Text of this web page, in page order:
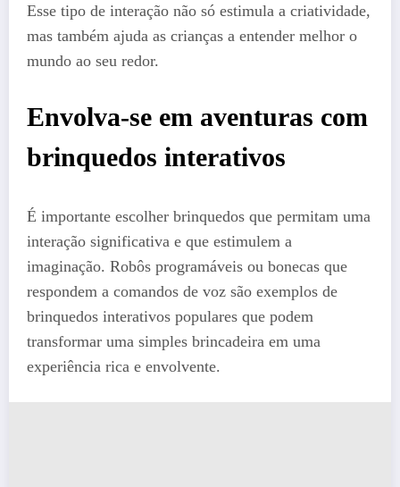
Esse tipo de interação não só estimula a criatividade,
mas também ajuda as crianças a entender melhor o
mundo ao seu redor.
Envolva-se em aventuras com
brinquedos interativos
É importante escolher brinquedos que permitam uma
interação significativa e que estimulem a
imaginação. Robôs programáveis ou bonecas que
respondem a comandos de voz são exemplos de
brinquedos interativos populares que podem
transformar uma simples brincadeira em uma
experiência rica e envolvente.